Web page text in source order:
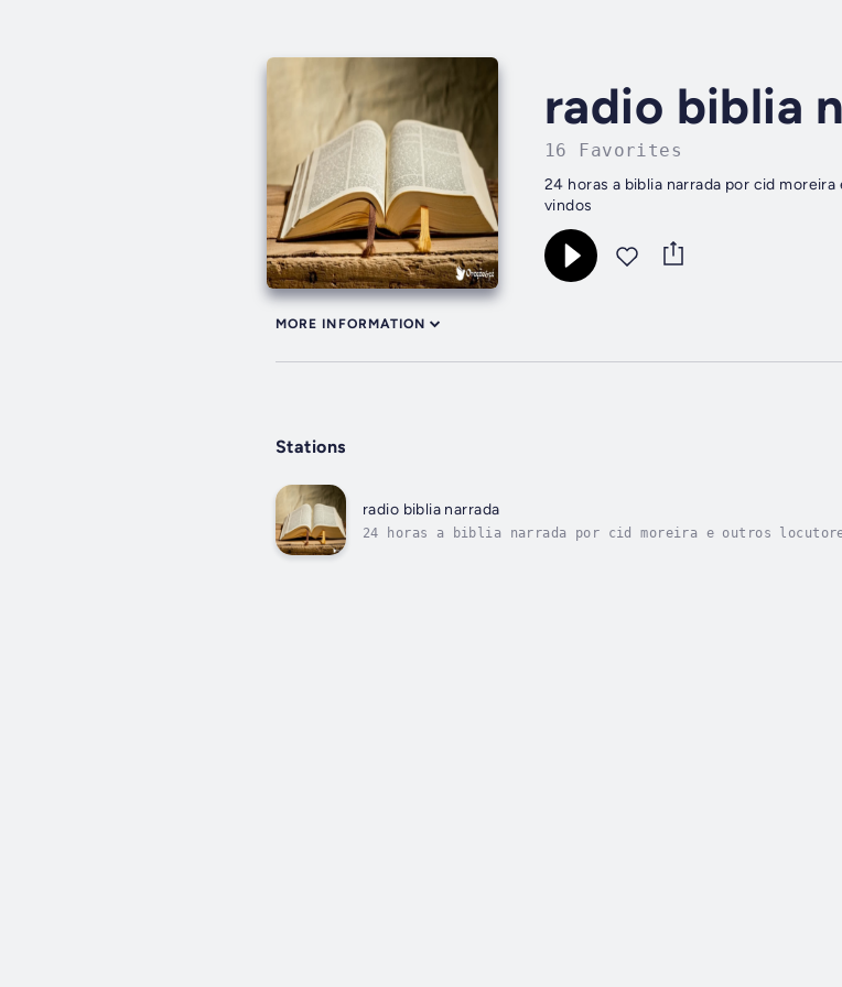
radio biblia
16 Favorites
24 horas a biblia narrada por cid
vindos
MORE INFORMATION
Stations
radio biblia narrada
24 horas a biblia narrada por cid moreira e outros